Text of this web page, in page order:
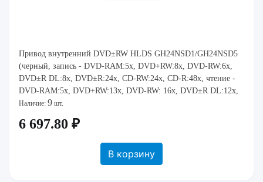
Привод внутренний DVD±RW HLDS GH24NSD1/GH24NSD5
(черный, запись - DVD-RAM:5x, DVD+RW:8x, DVD-RW:6x,
DVD±R DL:8x, DVD±R:24x, CD-RW:24x, CD-R:48x, чтение -
DVD-RAM:5x, DVD+RW:13x, DVD-RW: 16x, DVD±R DL:12x,
DVD±R:16x, DVD-ROM:16x, CD-RW:40x, CD-R:48x, CD-RO
Наличие: 9 шт.
6 697.80 ₽
В корзину